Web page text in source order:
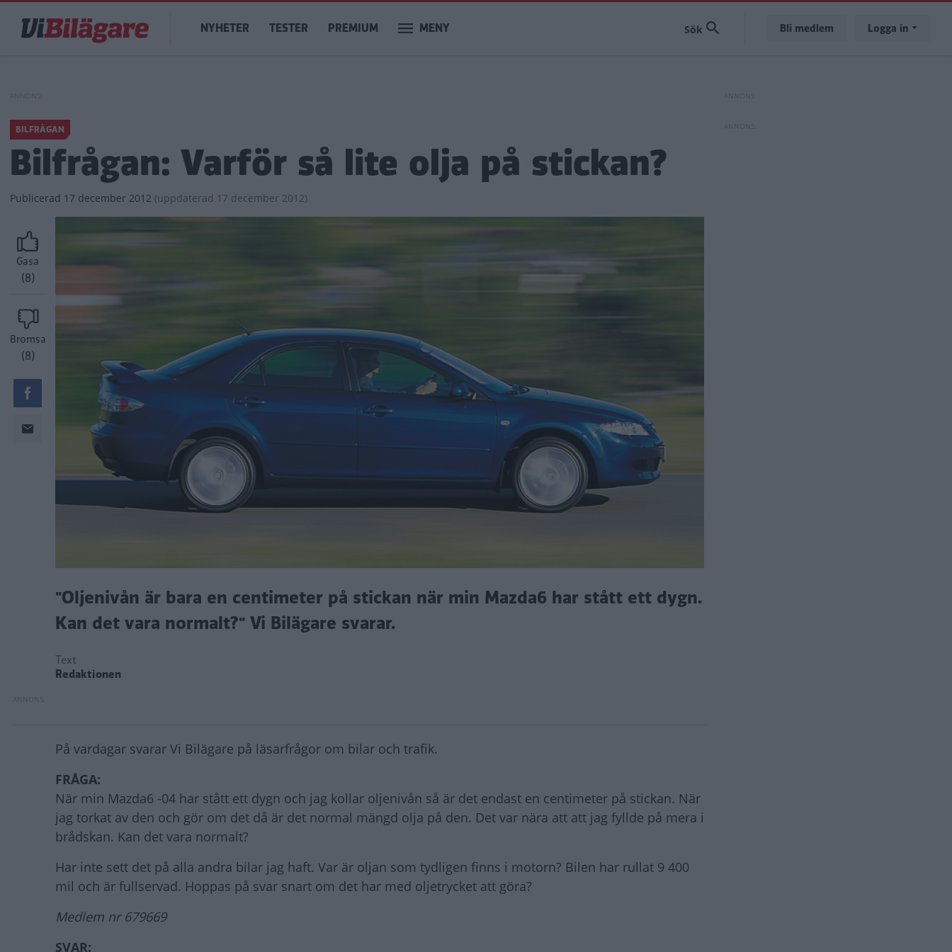
huvudinnehåll
Main
navigation
NYHETER TESTER PREMIUM MENY Bli medlem Logga in
BILFRÅGAN
Bilfrågan: Varför så lite olja på stickan?
Publicerad 17 december 2012 (uppdaterad 17 december 2012)
Gasa
(8)
Bromsa
(8)
"Oljenivån är bara en centimeter på stickan när min Mazda6 har stått ett dygn.
Kan det vara normalt?" Vi Bilägare svarar.
Text
Redaktionen
På vardagar svarar Vi Bilägare på läsarfrågor om bilar och trafik.
FRÅGA:
När min Mazda6 -04 har stått ett dygn och jag kollar oljenivån så är det endast en centimeter på stickan. När
jag torkat av den och gör om det då är det normal mängd olja på den. Det var nära att att jag fyllde på mera i
brådskan. Kan det vara normalt?
Har inte sett det på alla andra bilar jag haft. Var är oljan som tydligen finns i motorn? Bilen har rullat 9 400
mil och är fullservad. Hoppas på svar snart om det har med oljetrycket att göra?
Medlem nr 679669
SVAR: